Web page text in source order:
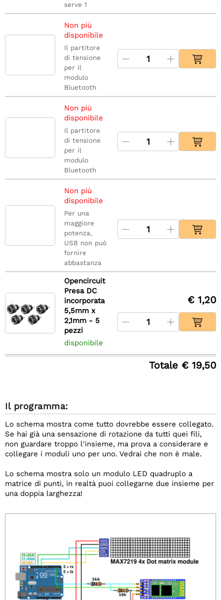
serve 1
Non più
disponibile
Il partitore
di tensione
per il
modulo
Bluetooth
Non più
disponibile
Il partitore
di tensione
per il
modulo
Bluetooth
Non più
disponibile
Per una
maggiore
potenza,
USB non può
fornire
abbastanza
Opencircuit
Presa DC
incorporata
5,5mm x
2,1mm - 5
pezzi
disponibile
€ 1,20
Totale € 19,50
Il programma:
Lo schema mostra come tutto dovrebbe essere collegato.
Se hai già una sensazione di rotazione da tutti quei fili,
non guardare troppo l'insieme, ma prova a considerare e
collegare i moduli uno per uno. Vedrai che non è male.
Lo schema mostra solo un modulo LED quadruplo a
matrice di punti, in realtà puoi collegarne due insieme per
una doppia larghezza!